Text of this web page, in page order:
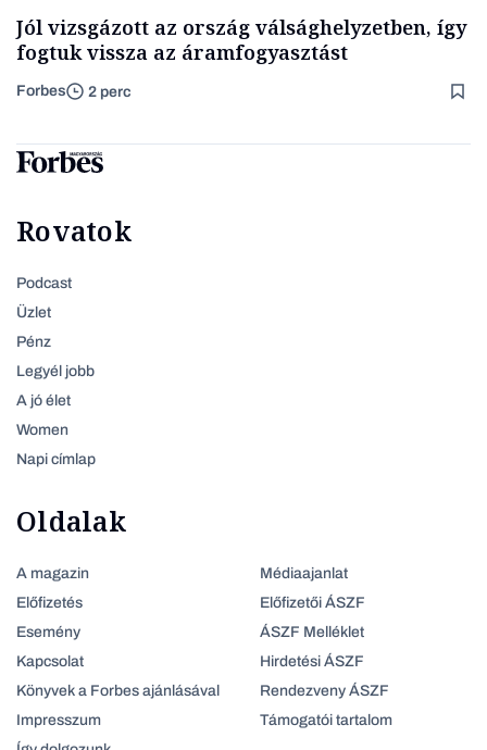
Jól vizsgázott az ország válsághelyzetben, így
fogtuk vissza az áramfogyasztást
Forbes 2 perc
Rovatok
Podcast
Üzlet
Pénz
Legyél jobb
A jó élet
Women
Napi címlap
Oldalak
A magazin
Előfizetés
Esemény
Kapcsolat
Könyvek a Forbes ajánlásával
Impresszum
Médiaajanlat
Előfizetői ÁSZF
ÁSZF Melléklet
Hirdetési ÁSZF
Rendezveny ÁSZF
Támogatói tartalom